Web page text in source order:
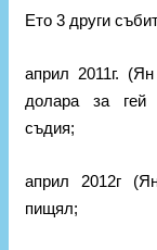
Ето 3 други
април 2011г.
долара за гей
съдия;
април 2012г
пищял;